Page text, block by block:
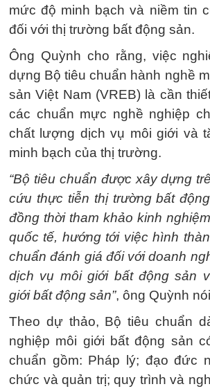
mức độ minh bạch và niềm tin
đối với thị trường bất động sản.
Ông Quỳnh cho rằng, việc
dựng Bộ tiêu chuẩn hành nghề
sản Việt Nam (VREB) là cần
các chuẩn mực nghề nghiệp
chất lượng dịch vụ môi giới và
minh bạch của thị trường.
“Bộ tiêu chuẩn được xây dựng
cứu thực tiễn thị trường bất
đồng thời tham khảo kinh
quốc tế, hướng tới việc hình
chuẩn đánh giá đối với doanh
dịch vụ môi giới bất động sản
giới bất động sản”, ông Quỳnh
Theo dự thảo, Bộ tiêu chuẩn
nghiệp môi giới bất động sản
chuẩn gồm: Pháp lý; đạo đức
chức và quản trị; quy trình và